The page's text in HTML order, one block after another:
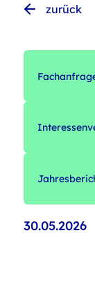
zurück
30.05.2026